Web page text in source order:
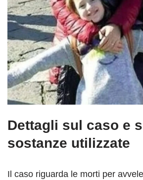
Dettagli sul caso e
sostanze utilizzate
Il caso riguarda le morti per